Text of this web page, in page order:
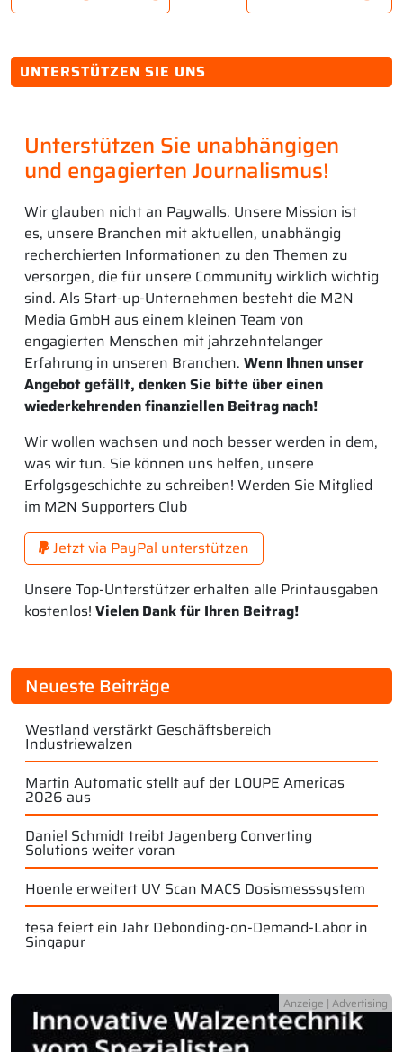
UNTERSTÜTZEN SIE UNS
Unterstützen Sie unabhängigen
und engagierten Journalismus!
Wir glauben nicht an Paywalls. Unsere Mission ist
es, unsere Branchen mit aktuellen, unabhängig
recherchierten Informationen zu den Themen zu
versorgen, die für unsere Community wirklich wichtig
sind. Als Start-up-Unternehmen besteht die M2N
Media GmbH aus einem kleinen Team von
engagierten Menschen mit jahrzehntelanger
Erfahrung in unseren Branchen. Wenn Ihnen unser
Angebot gefällt, denken Sie bitte über einen
wiederkehrenden finanziellen Beitrag nach!
Wir wollen wachsen und noch besser werden in dem,
was wir tun. Sie können uns helfen, unsere
Erfolgsgeschichte zu schreiben! Werden Sie Mitglied
im M2N Supporters Club
Jetzt via PayPal unterstützen
Unsere Top-Unterstützer erhalten alle Printausgaben
kostenlos! Vielen Dank für Ihren Beitrag!
Neueste Beiträge
Westland verstärkt Geschäftsbereich
Industriewalzen
Martin Automatic stellt auf der LOUPE Americas
2026 aus
Daniel Schmidt treibt Jagenberg Converting
Solutions weiter voran
Hoenle erweitert UV Scan MACS Dosismesssystem
tesa feiert ein Jahr Debonding-on-Demand-Labor in
Singapur